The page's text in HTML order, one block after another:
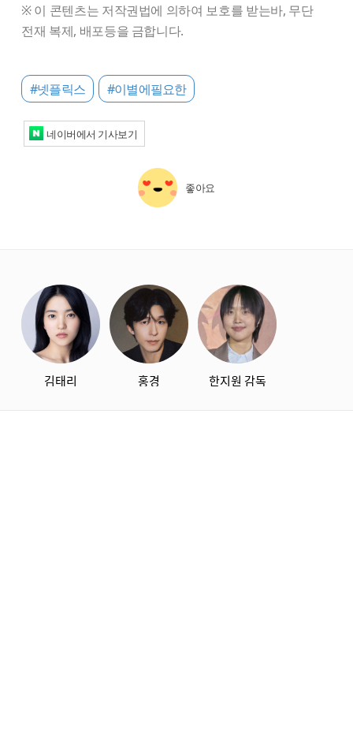
※ 이 콘텐츠는 저작권법에 의하여 보호를 받는바, 무단
전재 복제, 배포등을 금합니다.
#넷플릭스 #이별에필요한
네이버에서 기사보기
좋아요
김태리 홍경 한지원 감독